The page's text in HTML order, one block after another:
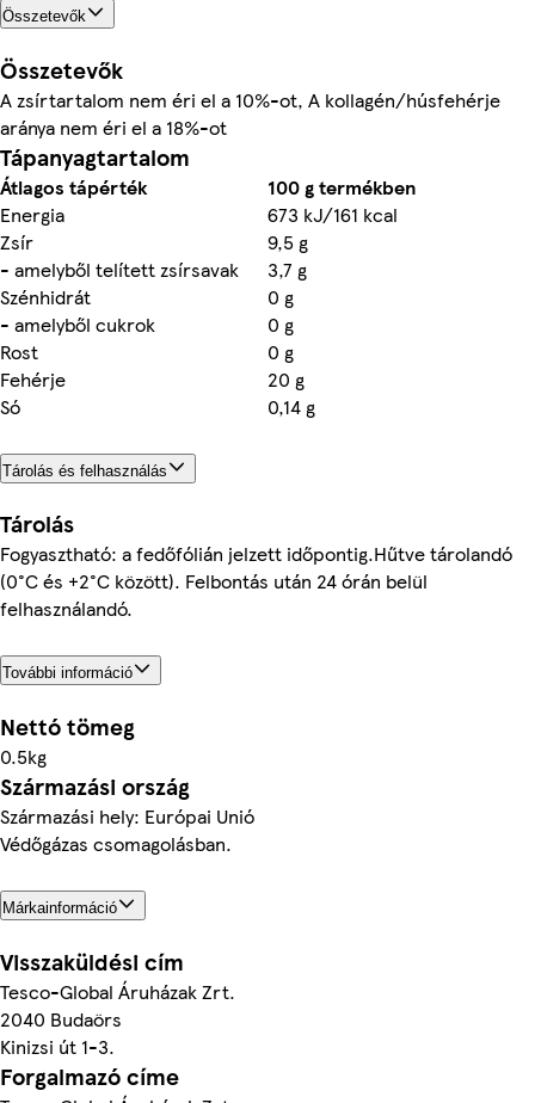
Összetevők
Összetevők
A zsírtartalom nem éri el a 10%-ot, A kollagén/húsfehérje
aránya nem éri el a 18%-ot
Tápanyagtartalom
Átlagos tápérték
100 g termékben
Energia
673 kJ/161 kcal
Zsír
9,5 g
- amelyből telített zsírsavak
3,7 g
Szénhidrát
0 g
- amelyből cukrok
0 g
Rost
0 g
Fehérje
20 g
Só
0,14 g
Tárolás és felhasználás
Tárolás
Fogyasztható: a fedőfólián jelzett időpontig.Hűtve tárolandó
(0°C és +2°C között). Felbontás után 24 órán belül
felhasználandó.
További információ
Nettó tömeg
0.5kg
Származási ország
Származási hely: Európai Unió
Védőgázas csomagolásban.
Márkainformáció
Visszaküldési cím
Tesco-Global Áruházak Zrt.
2040 Budaörs
Kinizsi út 1-3.
Forgalmazó címe